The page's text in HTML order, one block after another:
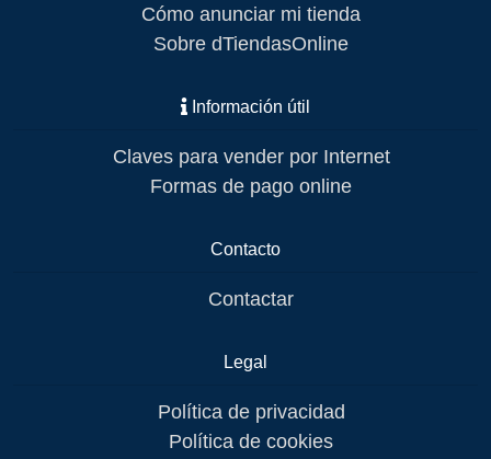
Cómo anunciar mi tienda
Sobre dTiendasOnline
Información útil
Claves para vender por Internet
Formas de pago online
Contacto
Contactar
Legal
Política de privacidad
Política de cookies